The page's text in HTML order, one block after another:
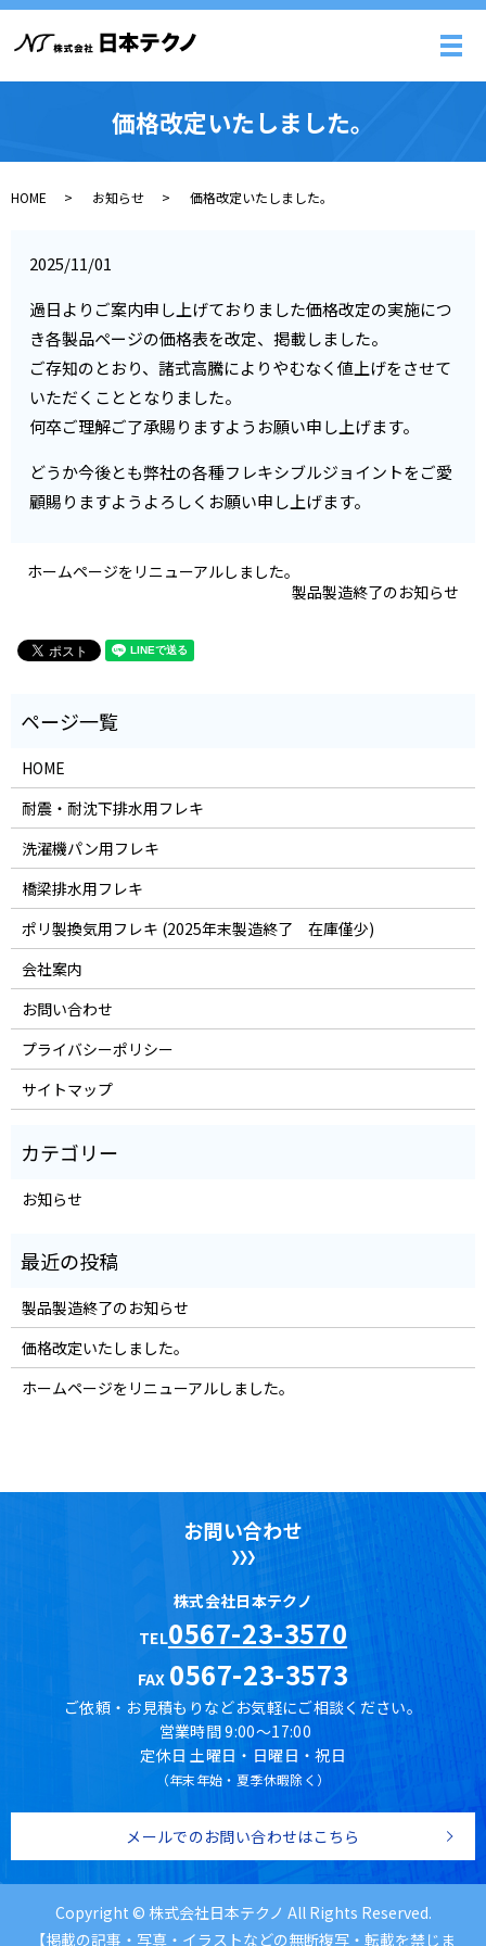
メ
価格改定いたしました。
HOME お知らせ 価格改定いたしました。
2025/11/01
過日よりご案内申し上げておりました価格改定の実施につ
き各製品ページの価格表を改定、掲載しました。
ご存知のとおり、諸式高騰によりやむなく値上げをさせて
いただくこととなりました。
何卒ご理解ご了承賜りますようお願い申し上げます。
どうか今後とも弊社の各種フレキシブルジョイントをご愛
顧賜りますようよろしくお願い申し上げます。
ホームページをリニューアルしました。
製品製造終了のお知らせ
HOME
耐震・耐沈下排水用フレキ
洗濯機パン用フレキ
橋梁排水用フレキ
ポリ製換気用フレキ (2025年末製造終了 在庫僅少)
会社案内
お問い合わせ
プライバシーポリシー
サイトマップ
お知らせ
製品製造終了のお知らせ
価格改定いたしました。
ホームページをリニューアルしました。
お問い合わせ
株式会社日本テクノ
TEL0567-23-3570
FAX 0567-23-3573
ご依頼・お見積もりなどお気軽にご相談ください。
営業時間 9:00～17:00
定休日 土曜日・日曜日・祝日
（年末年始・夏季休暇除く）
メールでのお問い合わせはこちら
Copyright © 株式会社日本テクノ All Rights Reserved.
【掲載の記事・写真・イラストなどの無断複写・転載を禁じま